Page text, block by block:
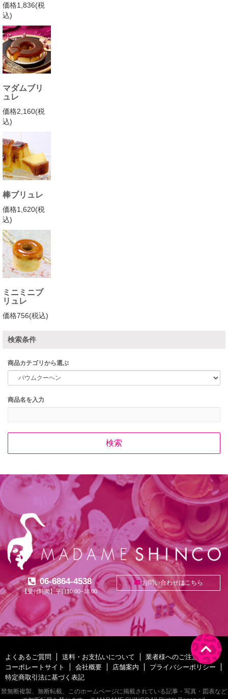
価格1,836(税
込)
マダムブリ
ュレ
価格2,160(税
込)
棒ブリュレ
価格1,620(税
込)
ミニミニブ
リュレ
価格756(税込)
検索条件
商品カテゴリから選ぶ
商品名を入力
06-6864-4538
【受付時間】平日10:00~18:00
お問い合わせはこちら
よくあるご質問 送料・お支払いについて
業者様へのご注意
コーポレートサイト
会社概要 店舗案内
プライバシーポリシー
特定商取引法に基づく表記
禁無断複製、無断転載、このホームページに掲載されている記事・写真・図表など